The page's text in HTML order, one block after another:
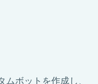
ボットを作成し、